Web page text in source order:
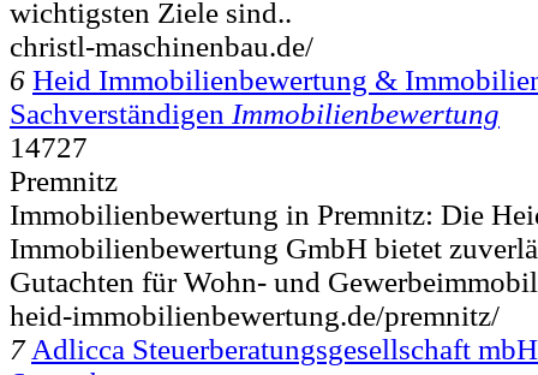
wichtigsten Ziele sind..
christl-maschinenbau.de/
6 Heid Immobilienbewertung &
Sachverständigen Immobilienbewertung
14727
Premnitz
Immobilienbewertung in Premnitz: Die
Immobilienbewertung GmbH bietet
Gutachten für Wohn- und
heid-immobilienbewertung.de/premnitz/
7 Adlicca Steuerberatungsgesellschaft